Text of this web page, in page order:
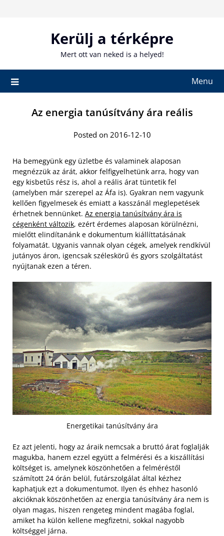
Kerülj a térképre
Mert ott van neked is a helyed!
Menu
Az energia tanúsítvány ára reális
Posted on 2016-12-10
Ha bemegyünk egy üzletbe és valaminek alaposan
megnézzük az árát, akkor felfigyelhetünk arra, hogy van
egy kisbetűs rész is, ahol a reális árat tüntetik fel
(amelyben már szerepel az Áfa is). Gyakran nem vagyunk
kellően figyelmesek és emiatt a kasszánál meglepetések
érhetnek bennünket. Az energia tanúsítvány ára is
cégenként változik, ezért érdemes alaposan körülnézni,
mielőtt elindítanánk e dokumentum kiállíttatásának
folyamatát. Ugyanis vannak olyan cégek, amelyek rendkívül
jutányos áron, igencsak széleskörű és gyors szolgáltatást
nyújtanak ezen a téren.
Energetikai tanúsítvány ára
Ez azt jelenti, hogy az áraik nemcsak a bruttó árat foglalják
magukba, hanem ezzel együtt a felmérési és a kiszállítási
költséget is, amelynek köszönhetően a felméréstől
számított 24 órán belül, futárszolgálat által kézhez
kaphatjuk ezt a dokumentumot. Ilyen és ehhez hasonló
akcióknak köszönhetően az energia tanúsítvány ára nem is
olyan magas, hiszen rengeteg mindent magába foglal,
amiket ha külön kellene megfizetni, sokkal nagyobb
költséggel járna.